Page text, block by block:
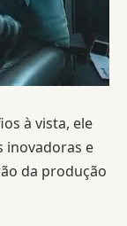
à vista, ele
inovadoras e
da produção